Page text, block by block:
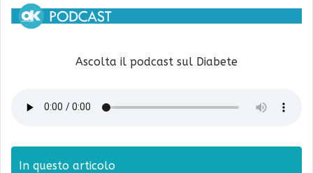
Ascolta il podcast sul Diabete
In questo articolo